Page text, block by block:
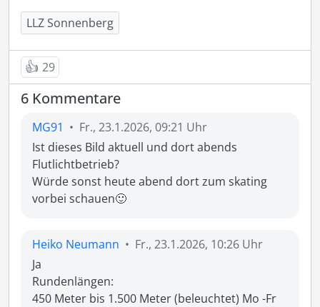
LLZ Sonnenberg
👍 29
6 Kommentare
MG91 • Fr., 23.1.2026, 09:21 Uhr
Ist dieses Bild aktuell und dort abends
Flutlichtbetrieb?
Würde sonst heute abend dort zum skating
vorbei schauen🙂
Heiko Neumann • Fr., 23.1.2026, 10:26 Uhr
Ja
Rundenlängen:
450 Meter bis 1.500 Meter (beleuchtet) Mo -Fr